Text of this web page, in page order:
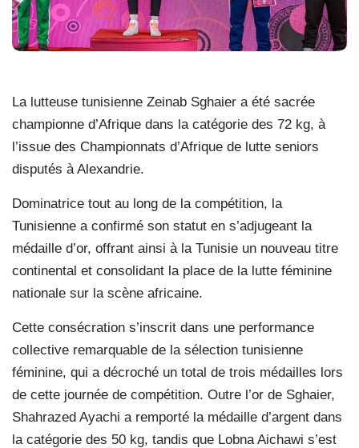
La lutteuse tunisienne Zeinab Sghaier a été sacrée
championne d’Afrique dans la catégorie des 72 kg, à
l’issue des Championnats d’Afrique de lutte seniors
disputés à Alexandrie.
Dominatrice tout au long de la compétition, la
Tunisienne a confirmé son statut en s’adjugeant la
médaille d’or, offrant ainsi à la Tunisie un nouveau titre
continental et consolidant la place de la lutte féminine
nationale sur la scène africaine.
Cette consécration s’inscrit dans une performance
collective remarquable de la sélection tunisienne
féminine, qui a décroché un total de trois médailles lors
de cette journée de compétition. Outre l’or de Sghaier,
Shahrazed Ayachi a remporté la médaille d’argent dans
la catégorie des 50 kg, tandis que Lobna Aichawi s’est